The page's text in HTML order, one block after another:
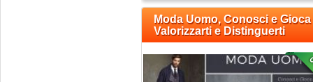
Moda Uomo, Conosci e
Valorizzarti e Distinguerti